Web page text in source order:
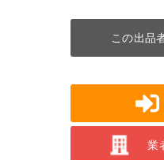
この出品
業